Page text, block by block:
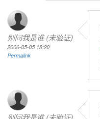
别问我是谁 (未验证)
2006-05-05 18:20
Permalink